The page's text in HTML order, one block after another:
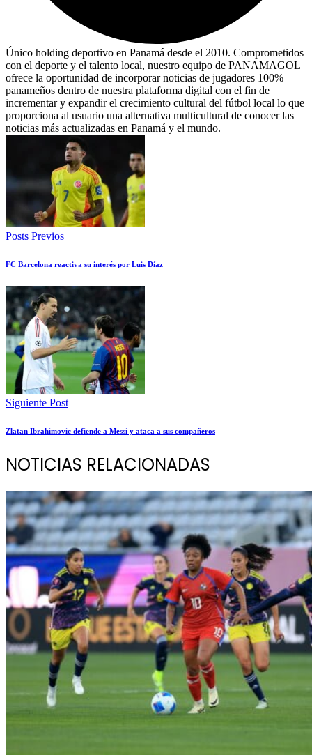
Único holding deportivo en Panamá desde el 2010. Comprometidos
con el deporte y el talento local, nuestro equipo de PANAMAGOL
ofrece la oportunidad de incorporar noticias de jugadores 100%
panameños dentro de nuestra plataforma digital con el fin de
incrementar y expandir el crecimiento cultural del fútbol local lo que
proporciona al usuario una alternativa multicultural de conocer las
noticias más actualizadas en Panamá y el mundo.
Posts Previos
FC Barcelona reactiva su interés por Luis Díaz
Siguiente Post
Zlatan Ibrahimovic defiende a Messi y ataca a sus compañeros
NOTICIAS RELACIONADAS